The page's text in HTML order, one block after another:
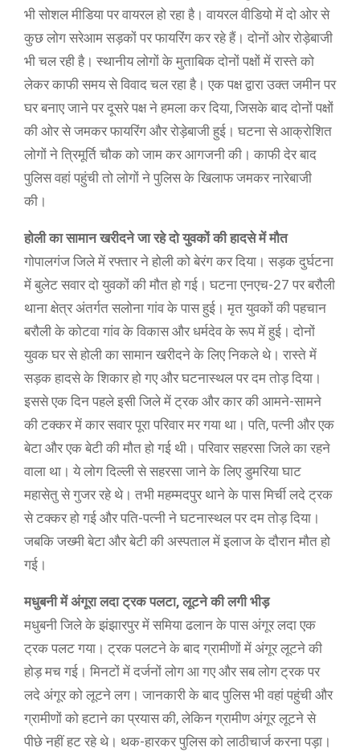
भी सोशल मीडिया पर वायरल हो रहा है। वायरल वीडियो में दो ओर से
कुछ लोग सरेआम सड़कों पर फायरिंग कर रहे हैं। दोनों ओर रोड़ेबाजी
भी चल रही है। स्थानीय लोगों के मुताबिक दोनों पक्षों में रास्ते को
लेकर काफी समय से विवाद चल रहा है। एक पक्ष द्वारा उक्त जमीन पर
घर बनाए जाने पर दूसरे पक्ष ने हमला कर दिया, जिसके बाद दोनों पक्षों
की ओर से जमकर फायरिंग और रोड़ेबाजी हुई। घटना से आक्रोशित
लोगों ने त्रिमूर्ति चौक को जाम कर आगजनी की। काफी देर बाद
पुलिस वहां पहुंची तो लोगों ने पुलिस के खिलाफ जमकर नारेबाजी
की।
होली का सामान खरीदने जा रहे दो युवकों की हादसे में मौत
गोपालगंज जिले में रफ्तार ने होली को बेरंग कर दिया। सड़क दुर्घटना
में बुलेट सवार दो युवकों की मौत हो गई। घटना एनएच-27 पर बरौली
थाना क्षेत्र अंतर्गत सलोना गांव के पास हुई। मृत युवकों की पहचान
बरौली के कोटवा गांव के विकास और धर्मदेव के रूप में हुई। दोनों
युवक घर से होली का सामान खरीदने के लिए निकले थे। रास्ते में
सड़क हादसे के शिकार हो गए और घटनास्थल पर दम तोड़ दिया।
इससे एक दिन पहले इसी जिले में ट्रक और कार की आमने-सामने
की टक्कर में कार सवार पूरा परिवार मर गया था। पति, पत्नी और एक
बेटा और एक बेटी की मौत हो गई थी। परिवार सहरसा जिले का रहने
वाला था। ये लोग दिल्ली से सहरसा जाने के लिए डुमरिया घाट
महासेतु से गुजर रहे थे। तभी महम्मदपुर थाने के पास मिर्ची लदे ट्रक
से टक्कर हो गई और पति-पत्नी ने घटनास्थल पर दम तोड़ दिया।
जबकि जख्मी बेटा और बेटी की अस्पताल में इलाज के दौरान मौत हो
गई।
मधुबनी में अंगूरा लदा ट्रक पलटा, लूटने की लगी भीड़
मधुबनी जिले के झंझारपुर में समिया ढलान के पास अंगूर लदा एक
ट्रक पलट गया। ट्रक पलटने के बाद ग्रामीणों में अंगूर लूटने की
होड़ मच गई। मिनटों में दर्जनों लोग आ गए और सब लोग ट्रक पर
लदे अंगूर को लूटने लग। जानकारी के बाद पुलिस भी वहां पहुंची और
ग्रामीणों को हटाने का प्रयास की, लेकिन ग्रामीण अंगूर लूटने से
पीछे नहीं हट रहे थे। थक-हारकर पुलिस को लाठीचार्ज करना पड़ा।